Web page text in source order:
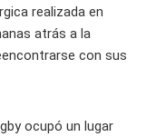
realizada en
atrás a la
con sus
ocupó un lugar